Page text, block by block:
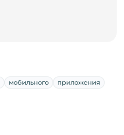
мобильного приложения